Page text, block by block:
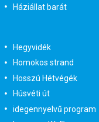
Háziállat barát
Hegyvidék
Homokos strand
Hosszú Hétvégék
Húsvéti út
idegennyelvű program